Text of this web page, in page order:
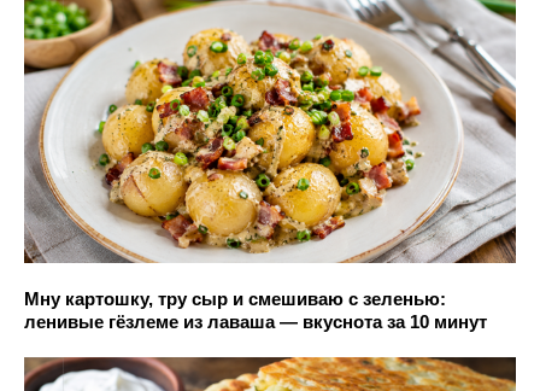
Мну картошку, тру сыр и смешиваю с зеленью:
ленивые гёзлеме из лаваша — вкуснота за 10 минут